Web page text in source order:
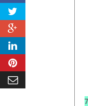
6670 0070 / 0811 7673